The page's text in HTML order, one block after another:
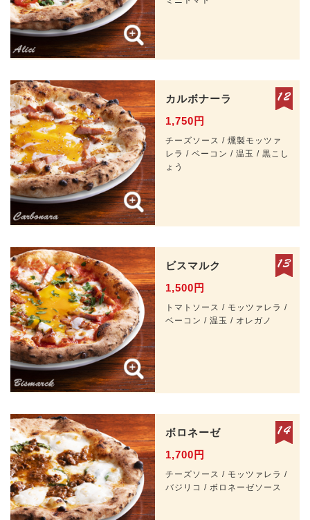
カルボナーラ
1,750円
チーズソース / 燻製モッツァ
レラ / ベーコン / 温玉 / 黒こし
ょう
ビスマルク
1,500円
トマトソース / モッツァレラ /
ベーコン / 温玉 / オレガノ
ボロネーゼ
1,700円
チーズソース / モッツァレラ /
バジリコ / ボロネーゼソース